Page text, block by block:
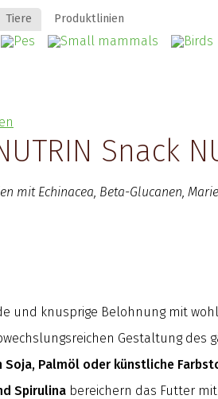
Tiere Produktlinien
Snack
mit Echinacea, Beta-Glucanen,
und knusprige Belohnung mit
Gestaltung des
Soja, Palmöl oder künstliche
Spirulina bereichern das Futter